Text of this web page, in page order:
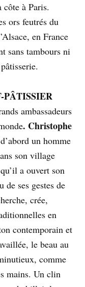
à Paris.
ors feutrés du
en France
sans tambours ni
PÂTISSIER
ambassadeurs
. Christophe
un homme
son village
a ouvert son
de ses gestes de
crée,
en
contemporain et
le beau au
comme
mains. Un clin